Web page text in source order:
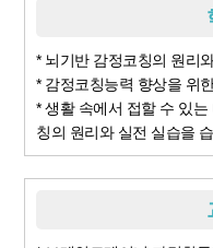
* 뇌기반 감정코칭의 원리
* 감정코칭능력 향상을 위
* 생활 속에서 접할 수 있
칭의 원리와 실전 실습을